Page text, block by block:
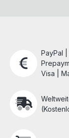
PayPal
Visa |